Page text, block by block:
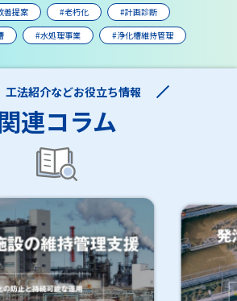
善提案 #老朽化
#計画診断
#水処理事業 #浄化槽維持管理
工法紹介などお役立ち情報
連コラム